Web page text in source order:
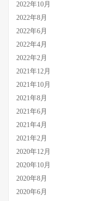
2022年10月
2022年8月
2022年6月
2022年4月
2022年2月
2021年12月
2021年10月
2021年8月
2021年6月
2021年4月
2021年2月
2020年12月
2020年10月
2020年8月
2020年6月